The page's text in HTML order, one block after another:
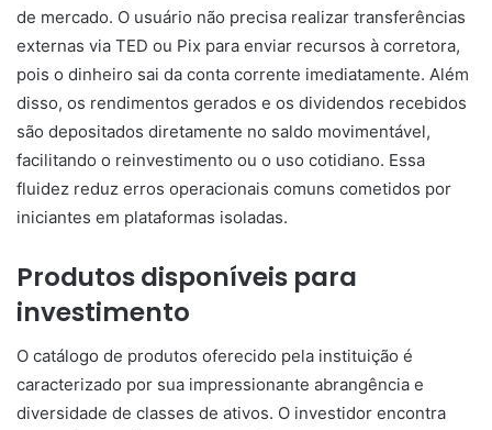
de mercado. O usuário não precisa realizar transferências
externas via TED ou Pix para enviar recursos à corretora,
pois o dinheiro sai da conta corrente imediatamente. Além
disso, os rendimentos gerados e os dividendos recebidos
são depositados diretamente no saldo movimentável,
facilitando o reinvestimento ou o uso cotidiano. Essa
fluidez reduz erros operacionais comuns cometidos por
iniciantes em plataformas isoladas.
Produtos disponíveis para
investimento
O catálogo de produtos oferecido pela instituição é
caracterizado por sua impressionante abrangência e
diversidade de classes de ativos. O investidor encontra